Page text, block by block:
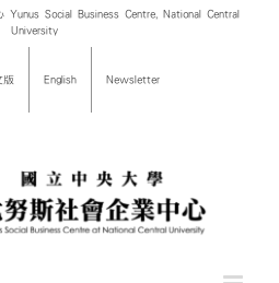
Social Business Centre, National Central
University
版 English Newsletter